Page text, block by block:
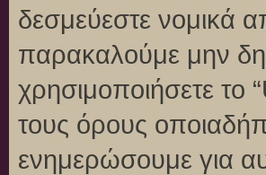
δεσμεύεστε νομικά
παρακαλούμε μην
χρησιμοποιήσετε το
τους όρους
ενημερώσουμε για